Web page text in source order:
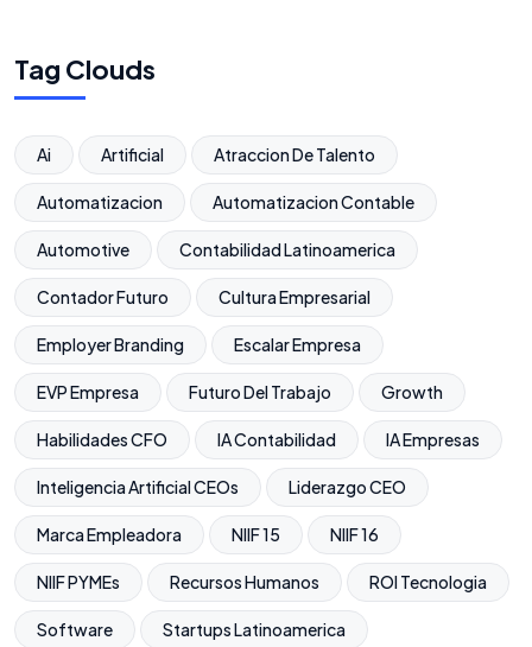
Tag Clouds
Ai Artificial Atraccion De Talento
Automatizacion Automatizacion Contable
Automotive Contabilidad Latinoamerica
Contador Futuro Cultura Empresarial
Employer Branding Escalar Empresa
EVP Empresa Futuro Del Trabajo Growth
Habilidades CFO IA Contabilidad IA Empresas
Inteligencia Artificial CEOs Liderazgo CEO
Marca Empleadora NIIF 15 NIIF 16
NIIF PYMEs Recursos Humanos ROI Tecnologia
Software Startups Latinoamerica